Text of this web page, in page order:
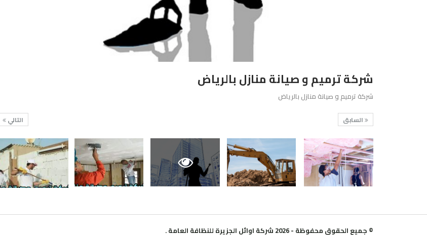
شركة ترميم و صيانة منازل بالرياض
شركة ترميم و صيانة منازل بالرياض
التالي السابق
© جميع الحقوق محفوظة - 2026 شركة اوائل الجزيرة للنظافة العامة .